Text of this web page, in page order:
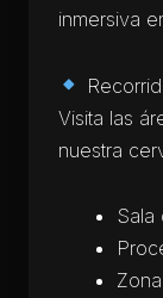
inmersiva
Visita las
nuestra
Sala